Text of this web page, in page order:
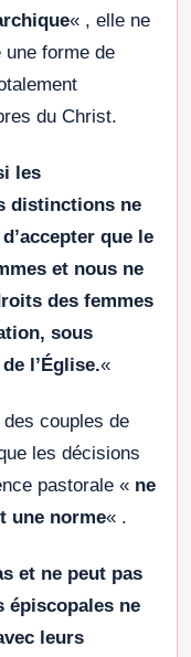
« , elle ne
forme de
du Christ.
les
distinctions ne
que le
et nous ne
des femmes
sous
l’Église.«
couples de
les décisions
pastorale « ne
une norme« .
et ne peut pas
épiscopales ne
leurs